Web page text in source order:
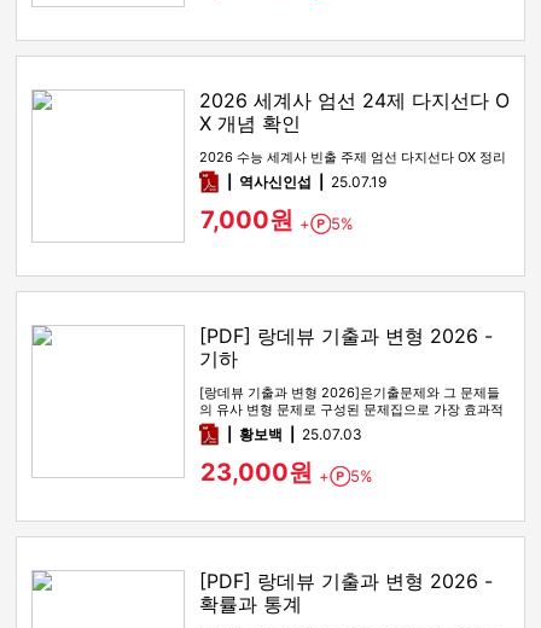
2026 세계사 엄선 24제 다지선다 O
X 개념 확인
2026 수능 세계사 빈출 주제 엄선 다지선다 OX 정리
pdf역사신인섭 25.07.19
7,000원 + Point
5%
[PDF] 랑데뷰 기출과 변형 2026 -
기하
[랑데뷰 기출과 변형 2026]은기출문제와 그 문제들
의 유사 변형 문제로 구성된 문제집으로 가장 효과적
인 기출문제 공부 방법…
pdf황보백 25.07.03
23,000원 + Point
5%
[PDF] 랑데뷰 기출과 변형 2026 -
확률과 통계